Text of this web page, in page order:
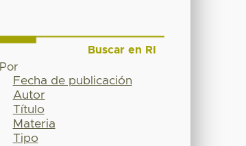
Buscar en RI
Por
Fecha de publicación
Autor
Título
Materia
Tipo